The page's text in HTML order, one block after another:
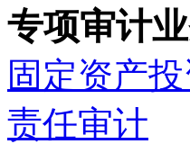
专项审计
固定资产
责任审计